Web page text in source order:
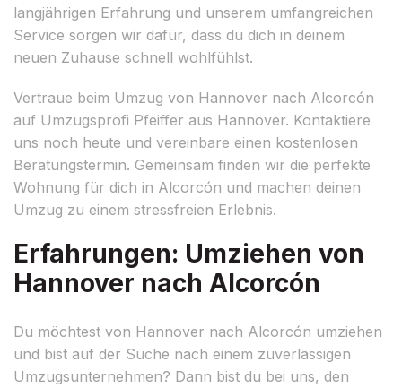
langjährigen Erfahrung und unserem umfangreichen
Service sorgen wir dafür, dass du dich in deinem
neuen Zuhause schnell wohlfühlst.
Vertraue beim Umzug von Hannover nach Alcorcón
auf Umzugsprofi Pfeiffer aus Hannover. Kontaktiere
uns noch heute und vereinbare einen kostenlosen
Beratungstermin. Gemeinsam finden wir die perfekte
Wohnung für dich in Alcorcón und machen deinen
Umzug zu einem stressfreien Erlebnis.
Erfahrungen: Umziehen von
Hannover nach Alcorcón
Du möchtest von Hannover nach Alcorcón umziehen
und bist auf der Suche nach einem zuverlässigen
Umzugsunternehmen? Dann bist du bei uns, den